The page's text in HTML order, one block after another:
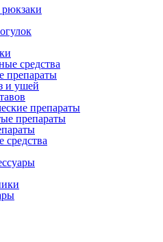
средства
препараты
и ушей
препараты
препараты
средства